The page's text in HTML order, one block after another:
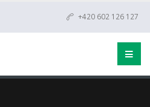
+420 602 126 127